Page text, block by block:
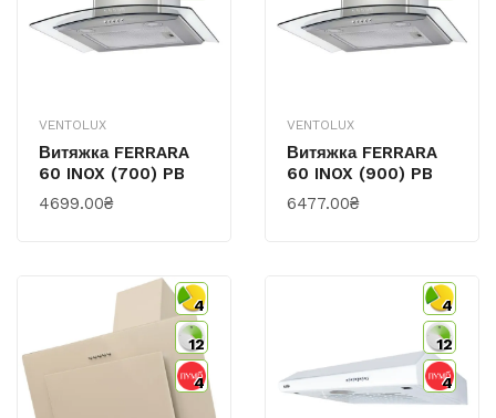
VENTOLUX
Витяжка FERRARA
60 INOX (700) PB
4699.00₴
VENTOLUX
Витяжка FERRARA
60 INOX (900) PB
6477.00₴
4
12
4
4
12
4